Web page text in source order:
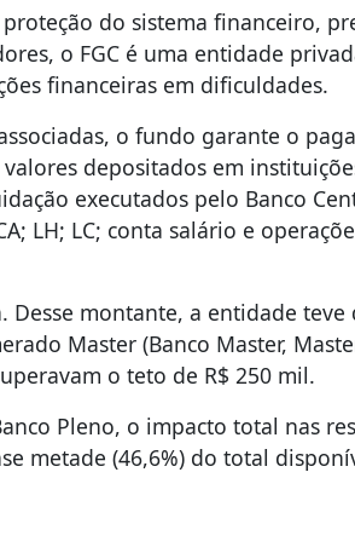
do sistema financeiro,
o FGC é uma entidade
financeiras em dificuldades.
o fundo garante o
depositados em
executados pelo Banco
LH; LC; conta salário e
Desse montante, a entidade
Master (Banco Master,
o teto de R$ 250 mil.
Pleno, o impacto total nas
metade (46,6%) do total